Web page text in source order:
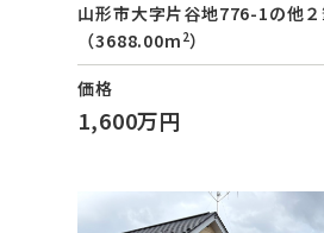
山形市大字片谷地776-1の他
（3688.00m 2）
価格
1,600万円